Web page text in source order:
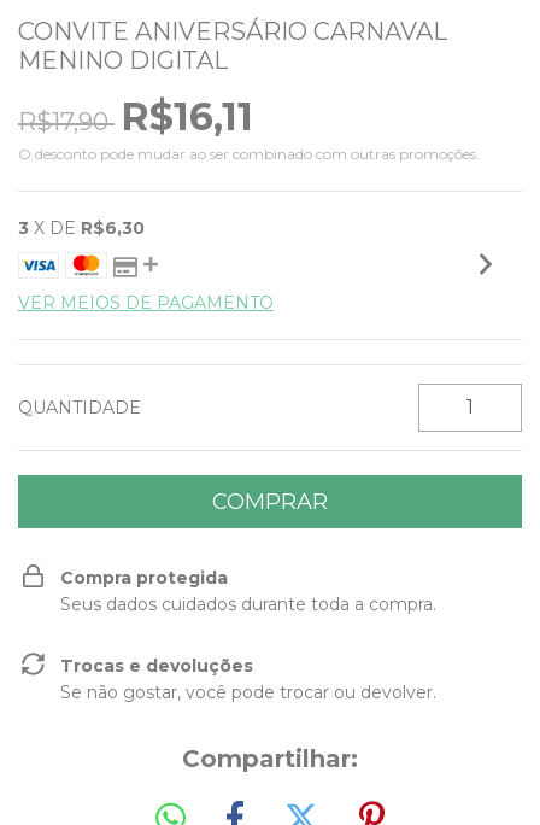
CONVITE ANIVERSÁRIO CARNAVAL
MENINO DIGITAL
R$17,90 R$16,11
O desconto pode mudar ao ser combinado com outras promoções.
3 X DE R$6,30
VER MEIOS DE PAGAMENTO
QUANTIDADE
Compra protegida
Seus dados cuidados durante toda a compra.
Trocas e devoluções
Se não gostar, você pode trocar ou devolver.
Compartilhar: